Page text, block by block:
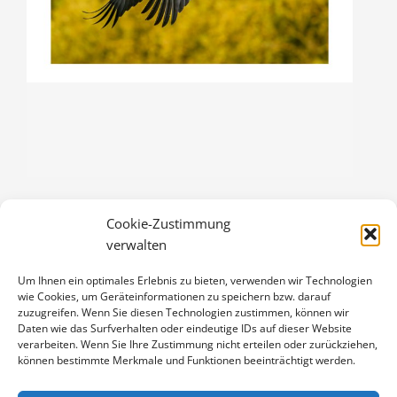
Cookie-Zustimmung
verwalten
Um Ihnen ein optimales Erlebnis zu bieten, verwenden wir Technologien
wie Cookies, um Geräteinformationen zu speichern bzw. darauf
zuzugreifen. Wenn Sie diesen Technologien zustimmen, können wir
Daten wie das Surfverhalten oder eindeutige IDs auf dieser Website
verarbeiten. Wenn Sie Ihre Zustimmung nicht erteilen oder zurückziehen,
können bestimmte Merkmale und Funktionen beeinträchtigt werden.
KRANICHE
Enthält 19% Mwst.
Versand
Klappkarte DIN A6 (105 x 148 mm), mit Originalfoto (ca. 90 x 130
mm) und Umschlag
KRANICHE